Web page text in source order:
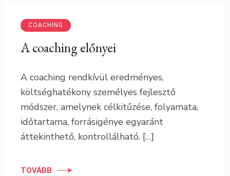
COACHING
A coaching előnyei
A coaching rendkívül eredményes,
költséghatékony személyes fejlesztő
módszer, amelynek célkitűzése, folyamata,
időtartama, forrásigénye egyaránt
áttekinthető, kontrollálható. […]
TOVÁBB